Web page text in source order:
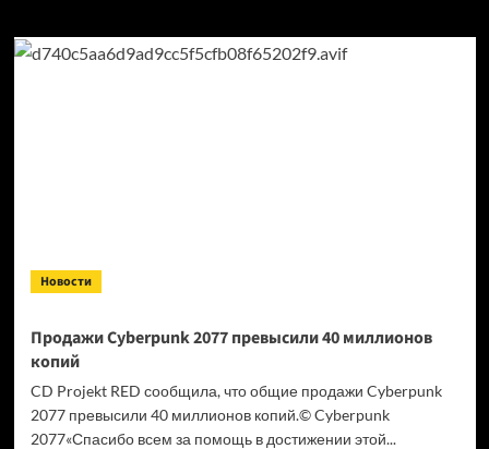
Новости
Продажи Cyberpunk 2077 превысили 40 миллионов
копий
CD Projekt RED сообщила, что общие продажи Cyberpunk
2077 превысили 40 миллионов копий.© Cyberpunk
2077«Спасибо всем за помощь в достижении этой...